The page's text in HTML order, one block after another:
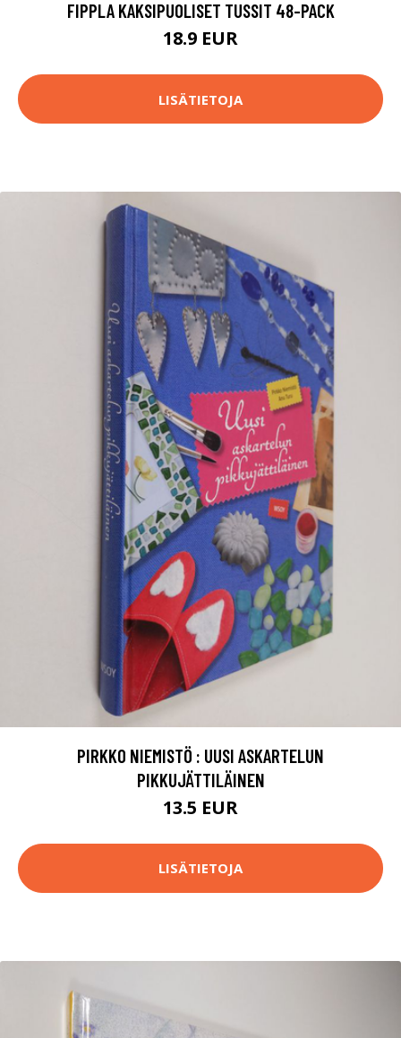
FIPPLA KAKSIPUOLISET TUSSIT 48-PACK
18.9 EUR
LISÄTIETOJA
PIRKKO NIEMISTÖ : UUSI ASKARTELUN
PIKKUJÄTTILÄINEN
13.5 EUR
LISÄTIETOJA